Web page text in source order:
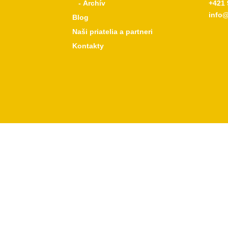
- Archív
Blog
Naši priatelia a partneri
Kontakty
+421